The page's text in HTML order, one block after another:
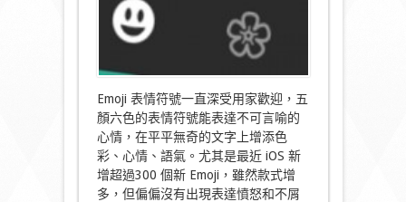
Emoji 表情符號一直深受用家歡迎，五
顏六色的表情符號能表達不可言喻的
心情，在平平無奇的文字上增添色
彩、心情、語氣。尤其是最近 iOS 新
增超過300 個新 Emoji，雖然款式增
多，但偏偏沒有出現表達憤怒和不屑